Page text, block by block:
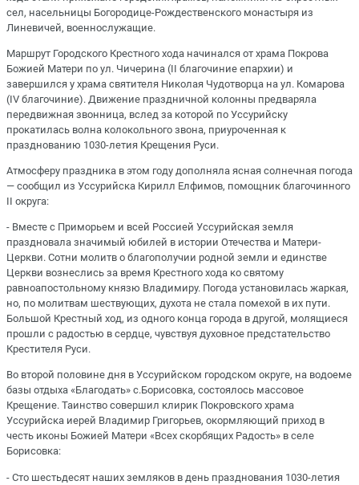
сел, насельницы Богородице-Рождественского монастыря из
Линевичей, военнослужащие.
Маршрут Городского Крестного хода начинался от храма Покрова
Божией Матери по ул. Чичерина (II благочиние епархии) и
завершился у храма святителя Николая Чудотворца на ул. Комарова
(IV благочиние). Движение праздничной колонны предваряла
передвижная звонница, вслед за которой по Уссурийску
прокатилась волна колокольного звона, приуроченная к
празднованию 1030-летия Крещения Руси.
Атмосферу праздника в этом году дополняла ясная солнечная погода
— сообщил из Уссурийска Кирилл Елфимов, помощник благочинного
II округа:
- Вместе с Приморьем и всей Россией Уссурийская земля
праздновала значимый юбилей в истории Отечества и Матери-
Церкви. Сотни молитв о благополучии родной земли и единстве
Церкви вознеслись за время Крестного хода ко святому
равноапостольному князю Владимиру. Погода установилась жаркая,
но, по молитвам шествующих, духота не стала помехой в их пути.
Большой Крестный ход, из одного конца города в другой, молящиеся
прошли с радостью в сердце, чувствуя духовное предстательство
Крестителя Руси.
Во второй половине дня в Уссурийском городском округе, на водоеме
базы отдыха «Благодать» с.Борисовка, состоялось массовое
Крещение. Таинство совершил клирик Покровского храма
Уссурийска иерей Владимир Григорьев, окормляющий приход в
честь иконы Божией Матери «Всех скорбящих Радость» в селе
Борисовка:
- Сто шестьдесят наших земляков в день празднования 1030-летия